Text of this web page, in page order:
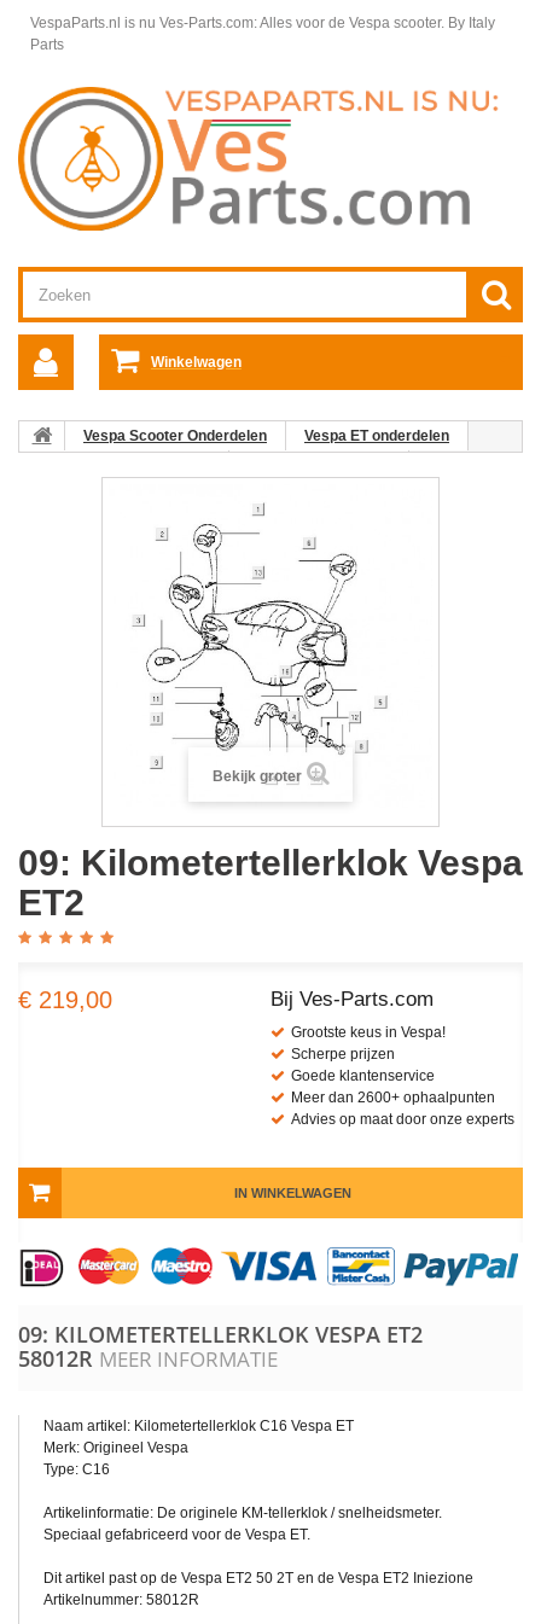
VespaParts.nl is nu Ves-Parts.com: Alles voor de Vespa scooter. By Italy
Parts
Winkelwagen
Vespa Scooter Onderdelen
Vespa ET onderdelen
Bekijk groter
09: Kilometertellerklok Vespa
ET2
€ 219,00 Bij Ves-Parts.com
Grootste keus in Vespa!
Scherpe prijzen
Goede klantenservice
Meer dan 2600+ ophaalpunten
Advies op maat door onze experts
IN WINKELWAGEN
09: KILOMETERTELLERKLOK VESPA ET2
58012R MEER INFORMATIE
Naam artikel: Kilometertellerklok C16 Vespa ET
Merk: Origineel Vespa
Type: C16
Artikelinformatie: De originele KM-tellerklok / snelheidsmeter.
Speciaal gefabriceerd voor de Vespa ET.
Dit artikel past op de Vespa ET2 50 2T en de Vespa ET2 Iniezione
Artikelnummer: 58012R